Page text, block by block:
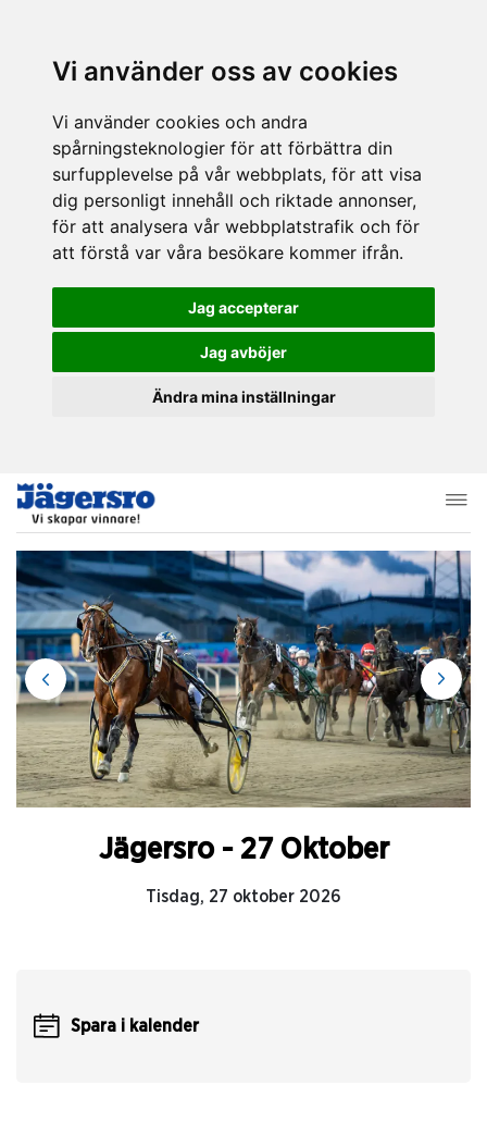
Vi använder oss av cookies
Vi använder cookies och andra
spårningsteknologier för att förbättra din
surfupplevelse på vår webbplats, för att visa
dig personligt innehåll och riktade annonser,
för att analysera vår webbplatstrafik och för
att förstå var våra besökare kommer ifrån.
Jag accepterar
Jag avböjer
Ändra mina inställningar
Jägersro - 27 Oktober
Tisdag, 27 oktober 2026
Spara i kalender